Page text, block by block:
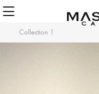
Collection 1